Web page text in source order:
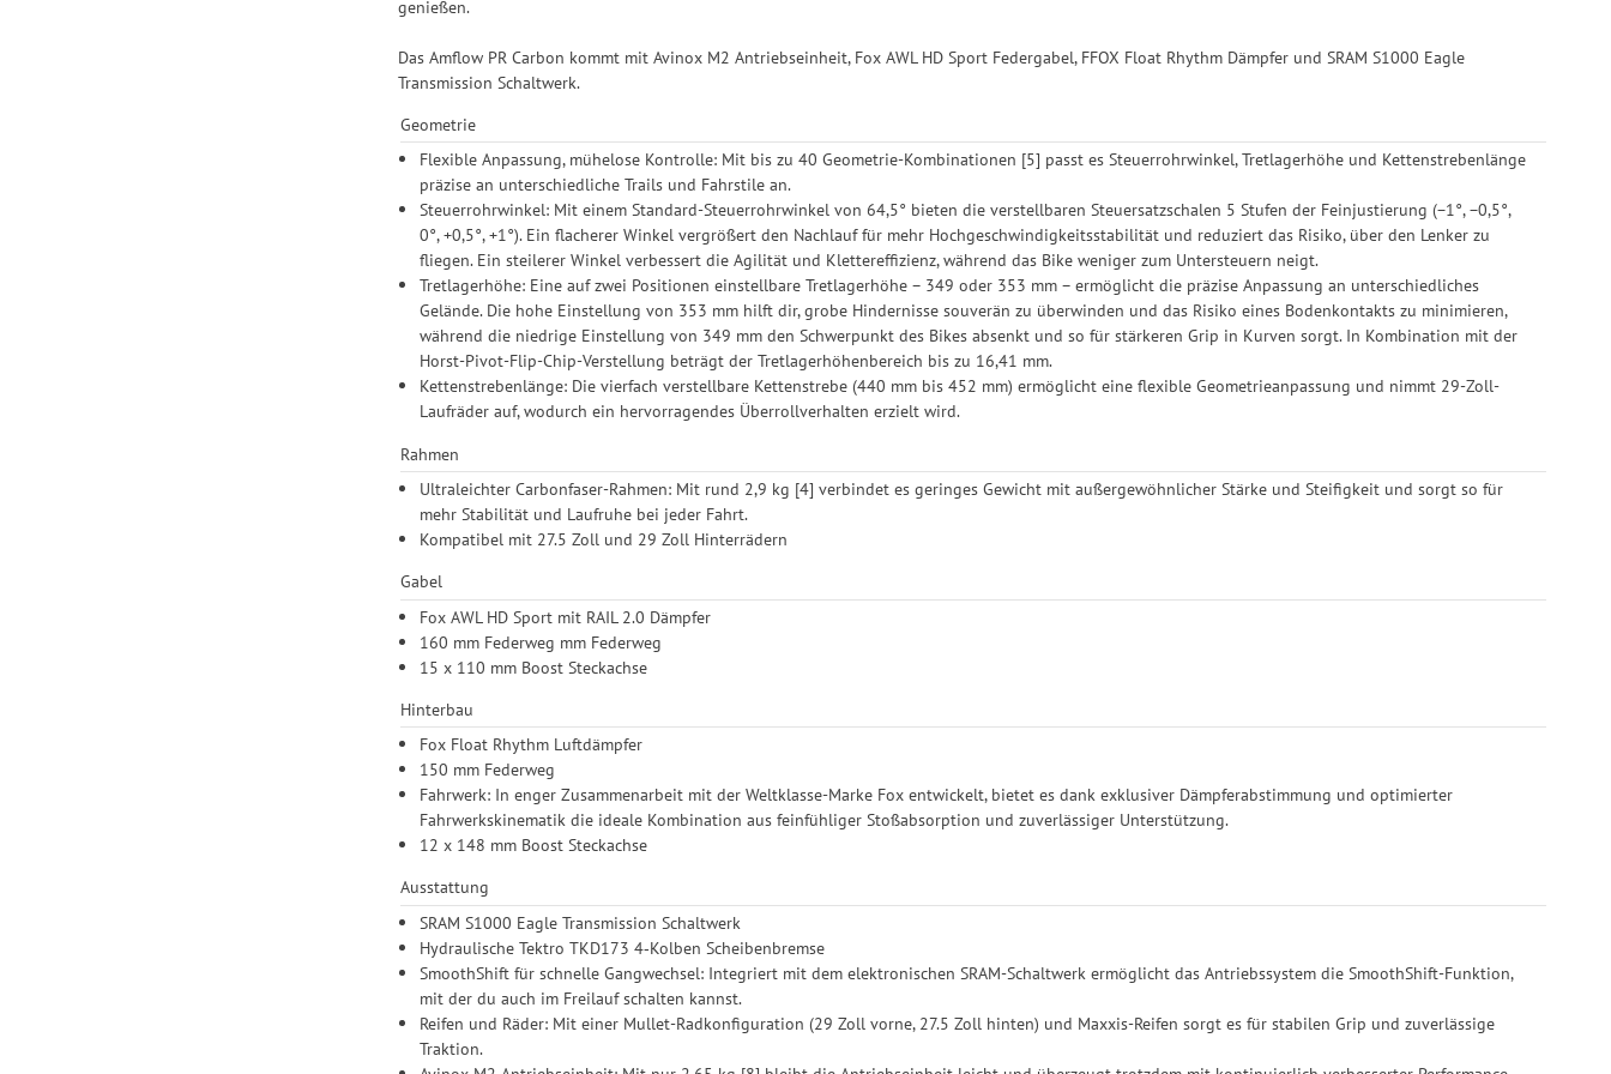
genießen.
Das Amflow PR Carbon kommt mit Avinox M2 Antriebseinheit, Fox AWL HD Sport Federgabel, FFOX Float Rhythm Dämpfer und SRAM S1000 Eagle
Transmission Schaltwerk.
Geometrie
Flexible Anpassung, mühelose Kontrolle: Mit bis zu 40 Geometrie-Kombinationen [5] passt es Steuerrohrwinkel, Tretlagerhöhe und Kettenstrebenlänge
präzise an unterschiedliche Trails und Fahrstile an.
Steuerrohrwinkel: Mit einem Standard-Steuerrohrwinkel von 64,5° bieten die verstellbaren Steuersatzschalen 5 Stufen der Feinjustierung (−1°, −0,5°,
0°, +0,5°, +1°). Ein flacherer Winkel vergrößert den Nachlauf für mehr Hochgeschwindigkeitsstabilität und reduziert das Risiko, über den Lenker zu
fliegen. Ein steilerer Winkel verbessert die Agilität und Klettereffizienz, während das Bike weniger zum Untersteuern neigt.
Tretlagerhöhe: Eine auf zwei Positionen einstellbare Tretlagerhöhe – 349 oder 353 mm – ermöglicht die präzise Anpassung an unterschiedliches
Gelände. Die hohe Einstellung von 353 mm hilft dir, grobe Hindernisse souverän zu überwinden und das Risiko eines Bodenkontakts zu minimieren,
während die niedrige Einstellung von 349 mm den Schwerpunkt des Bikes absenkt und so für stärkeren Grip in Kurven sorgt. In Kombination mit der
Horst-Pivot-Flip-Chip-Verstellung beträgt der Tretlagerhöhenbereich bis zu 16,41 mm.
Kettenstrebenlänge: Die vierfach verstellbare Kettenstrebe (440 mm bis 452 mm) ermöglicht eine flexible Geometrieanpassung und nimmt 29-Zoll-
Laufräder auf, wodurch ein hervorragendes Überrollverhalten erzielt wird.
Rahmen
Ultraleichter Carbonfaser-Rahmen: Mit rund 2,9 kg [4] verbindet es geringes Gewicht mit außergewöhnlicher Stärke und Steifigkeit und sorgt so für
mehr Stabilität und Laufruhe bei jeder Fahrt.
Kompatibel mit 27.5 Zoll und 29 Zoll Hinterrädern
Gabel
Fox AWL HD Sport mit RAIL 2.0 Dämpfer
160 mm Federweg mm Federweg
15 x 110 mm Boost Steckachse
Hinterbau
Fox Float Rhythm Luftdämpfer
150 mm Federweg
Fahrwerk: In enger Zusammenarbeit mit der Weltklasse-Marke Fox entwickelt, bietet es dank exklusiver Dämpferabstimmung und optimierter
Fahrwerkskinematik die ideale Kombination aus feinfühliger Stoßabsorption und zuverlässiger Unterstützung.
12 x 148 mm Boost Steckachse
Ausstattung
SRAM S1000 Eagle Transmission Schaltwerk
Hydraulische Tektro TKD173 4‑Kolben Scheibenbremse
SmoothShift für schnelle Gangwechsel: Integriert mit dem elektronischen SRAM-Schaltwerk ermöglicht das Antriebssystem die SmoothShift-Funktion,
mit der du auch im Freilauf schalten kannst.
Reifen und Räder: Mit einer Mullet-Radkonfiguration (29 Zoll vorne, 27.5 Zoll hinten) und Maxxis-Reifen sorgt es für stabilen Grip und zuverlässige
Traktion.